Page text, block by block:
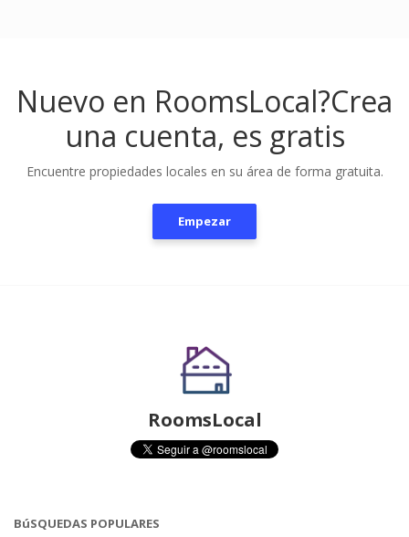
Nuevo en RoomsLocal?Crea
una cuenta, es gratis
Encuentre propiedades locales en su área de forma gratuita.
Empezar
RoomsLocal
BúSQUEDAS POPULARES